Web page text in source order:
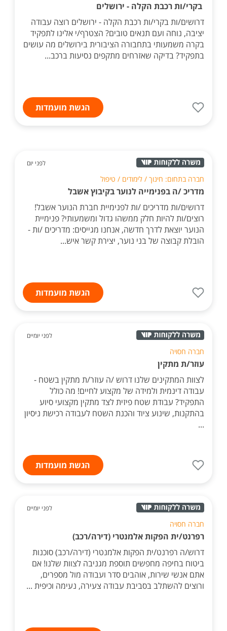
בקרי/ות רכבת הקלה - ירושלים
דרושים/ות בקרי/ות רכבת הקלה - ירושלים רוצה עבודה
יציבה, נוחה ועם תנאים טובים? הצטרף/י אלינו לתפקיד
בקרה משמעותי בתחבורה הציבורית בירושלים מה עושים
בתפקיד? בדיקה שאזרחים מתקפים נסיעות ברכב...
הגשת מועמדות
לפני יום
חברה בתחום: חינוך / לימודים / טיפול
מדריכ /ה בפנימייה לנוער בקיבוץ אשבל
דרושים/ות מדריכים /ות לפנימיית חברת הנוער אשבל!
רוצים/ות להיות חלק ממשהו גדול ומשמעותי? פנימיית
הנוער יוצאת לדרך חדשה, אנחנו מגייסים: מדריכים /ות -
הובלת קבוצה של בני נוער, יצירת קשר איש...
הגשת מועמדות
לפני יומיים
חברה חסויה
עוזר/ת מתקין
לצוות המתקינים שלנו דרוש /ה עוזר/ת מתקין בשטח -
עבודה דינמית ולמידה של מקצוע לחיים! מה כולל
התפקיד? עבודת שטח פיזית לצד מתקין מקצועי סיוע
בהתקנות, שינוע ציוד והכנת השטח לעבודה רכישת ניסיון
...
הגשת מועמדות
לפני יומיים
חברה חסויה
רפרנט/ית הפקות אלמנטרי (דירה/רכב)
דרוש/ה רפרנט/ית הפקות אלמנטרי (דירה/רכב) סוכנות
ביטוח בחיפה מחפשים תוספת מגניבה לצוות שלנו! אם
אתם אנשי שירות, אוהבים סדר ועבודה מול מספרים,
ורוצים להשתלב בסביבת עבודה צעירה, נעימה וכיפית ...